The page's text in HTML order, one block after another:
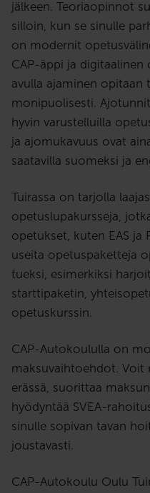
jälkeen. Teoriaopinnot
silloin, kun se sinulle
on modernit
CAP-äppi ja
avulla ajaminen opitaan
monipuolisesti.
hyvin varustelluilla
ja ajomukavuus ovat
saatavilla suomeksi ja
Tuirassa on tarjolla
opetuslupakursseja,
opetukset, kuten EAS ja
useita opetuspaketteja
tueksi, esimerkiksi
starttipaketin,
opetuskurssin.
CAP-Autokoululla on
maksuvaihtoehdot. Voit
erässä, suorittaa
hyödyntää SVEA-
sinulle sopivan tavan
joustavasti.
CAP-Autokoulu Oulu